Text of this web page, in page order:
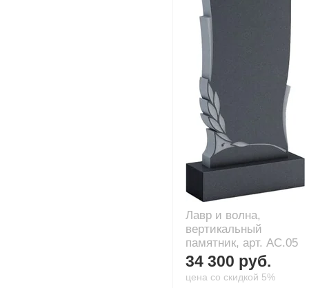
Лавр и волна,
вертикальный
памятник, арт. AC.05
34 300 руб.
цена со скидкой 5%